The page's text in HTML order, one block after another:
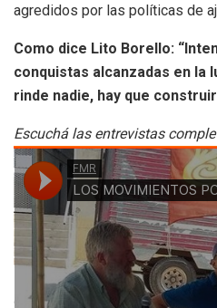
agredidos por las políticas de
Como dice Lito Borello:
conquistas alcanzadas en la
rinde nadie, hay que
Escuchá las entrevistas